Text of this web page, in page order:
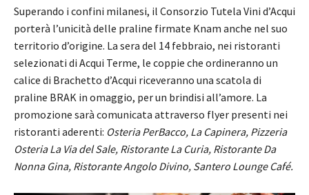
Superando i confini milanesi, il Consorzio Tutela Vini d’Acqui
porterà l’unicità delle praline firmate Knam anche nel suo
territorio d’origine. La sera del 14 febbraio, nei ristoranti
selezionati di Acqui Terme, le coppie che ordineranno un
calice di Brachetto d’Acqui riceveranno una scatola di
praline BRAK in omaggio, per un brindisi all’amore. La
promozione sarà comunicata attraverso flyer presenti nei
ristoranti aderenti: Osteria PerBacco, La Capinera, Pizzeria
Osteria La Via del Sale, Ristorante La Curia, Ristorante Da
Nonna Gina, Ristorante Angolo Divino, Santero Lounge Café.